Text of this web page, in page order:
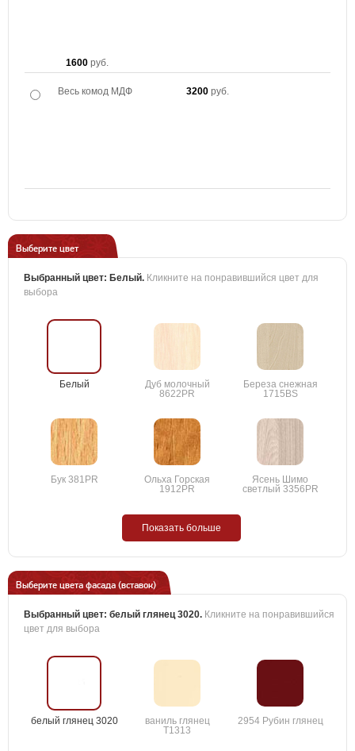
1600 руб.
Весь комод МДФ 3200 руб.
Выберите цвет
Выбранный цвет: Белый. Кликните на понравившийся цвет для
выбора
Белый
Дуб молочный
8622PR
Береза снежная
1715BS
Бук 381PR
Ольха Горская
1912PR
Ясень Шимо
светлый 3356PR
Показать больше
Выберите цвета фасада (вставок)
Выбранный цвет: белый глянец 3020. Кликните на понравившийся
цвет для выбора
белый глянец 3020
ваниль глянец
T1313
2954 Рубин глянец